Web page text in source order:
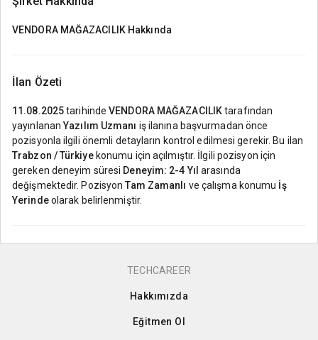
VENDORA MAĞAZACILIKHakkında
İlan Özeti
11.08.2025tarihindeVENDORA MAĞAZACILIKtarafından
yayınlananYazılım Uzmanı iş ilanına başvurmadan önce
pozisyonla ilgili önemli detayların kontrol edilmesi gerekir. Bu ilan
Trabzon / Türkiyekonumu için açılmıştır. İlgili pozisyon için
gereken deneyim süresi Deneyim: 2-4 Yıl arasında
değişmektedir. PozisyonTam Zamanlı ve çalışma konumu İş
Yerindeolarak belirlenmiştir.
TECHCAREER
Hakkımızda
Eğitmen Ol